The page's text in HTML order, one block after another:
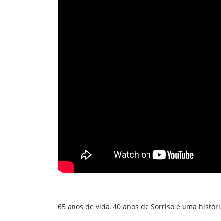
65 anos de vida, 40 anos de Sorriso e uma